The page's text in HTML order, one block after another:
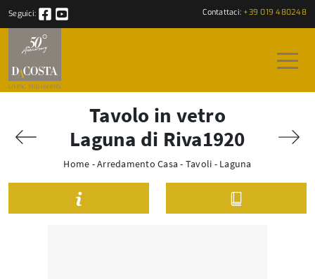
Seguici: Contattaci: +39 019 480248
Tavolo in vetro
Laguna di Riva1920
Home -Arredamento Casa - Tavoli - Laguna